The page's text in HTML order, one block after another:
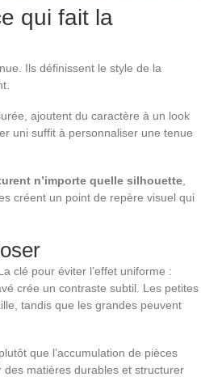
qui fait la
Ils définissent le style de la
ajoutent du caractère à un look
uni suffit à personnaliser une tenue
n’importe quelle silhouette
créent un point de repère visuel qui
clé pour éviter l’effet uniforme :
crée un contraste subtil. Les petites
tandis que les grandes peuvent
que l’accumulation de pièces
matières durables et structurer